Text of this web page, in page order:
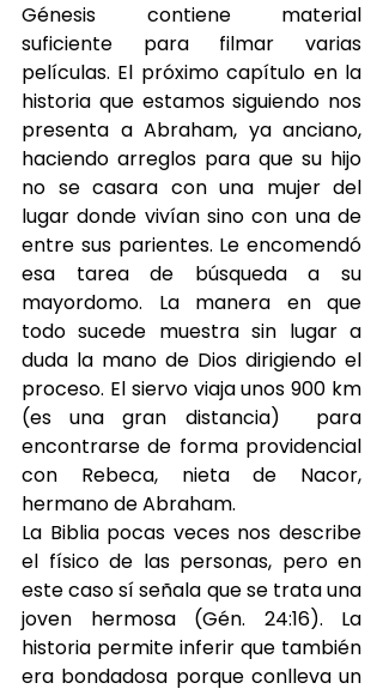
Génesis contiene material
suficiente para filmar varias
películas. El próximo capítulo en la
historia que estamos siguiendo nos
presenta a Abraham, ya anciano,
haciendo arreglos para que su hijo
no se casara con una mujer del
lugar donde vivían sino con una de
entre sus parientes. Le encomendó
esa tarea de búsqueda a su
mayordomo. La manera en que
todo sucede muestra sin lugar a
duda la mano de Dios dirigiendo el
proceso. El siervo viaja unos 900 km
(es una gran distancia)  para
encontrarse de forma providencial
con Rebeca, nieta de Nacor,
hermano de Abraham.
La Biblia pocas veces nos describe
el físico de las personas, pero en
este caso sí señala que se trata una
joven hermosa (Gén. 24:16). La
historia permite inferir que también
era bondadosa porque conlleva un